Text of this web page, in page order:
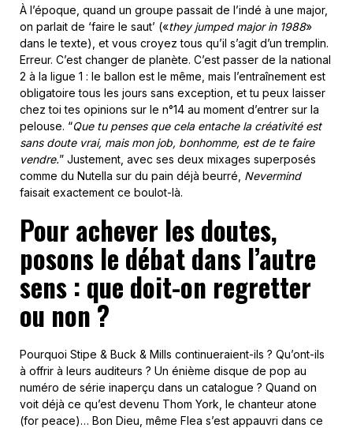
À l’époque, quand un groupe passait de l’indé à une major,
on parlait de ‘faire le saut’ («they jumped major in 1988»
dans le texte), et vous croyez tous qu’il s’agit d’un tremplin.
Erreur. C’est changer de planète. C’est passer de la national
2 à la ligue 1 : le ballon est le même, mais l’entraînement est
obligatoire tous les jours sans exception, et tu peux laisser
chez toi tes opinions sur le n°14 au moment d’entrer sur la
pelouse. “Que tu penses que cela entache la créativité est
sans doute vrai, mais mon job, bonhomme, est de te faire
vendre.” Justement, avec ses deux mixages superposés
comme du Nutella sur du pain déjà beurré, Nevermind
faisait exactement ce boulot-là.
Pour achever les doutes,
posons le débat dans l’autre
sens : que doit-on regretter
ou non ?
Pourquoi Stipe & Buck & Mills continueraient-ils ? Qu’ont-ils
à offrir à leurs auditeurs ? Un énième disque de pop au
numéro de série inaperçu dans un catalogue ? Quand on
voit déjà ce qu’est devenu Thom York, le chanteur atone
(for peace)… Bon Dieu, même Flea s’est appauvri dans ce